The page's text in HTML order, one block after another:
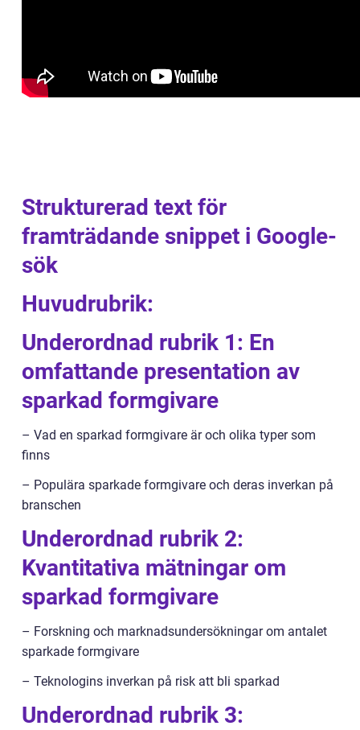
Strukturerad text för
framträdande snippet i Google-
sök
Huvudrubrik:
Underordnad rubrik 1: En
omfattande presentation av
sparkad formgivare
– Vad en sparkad formgivare är och olika typer som
finns
– Populära sparkade formgivare och deras inverkan på
branschen
Underordnad rubrik 2:
Kvantitativa mätningar om
sparkad formgivare
– Forskning och marknadsundersökningar om antalet
sparkade formgivare
– Teknologins inverkan på risk att bli sparkad
Underordnad rubrik 3: